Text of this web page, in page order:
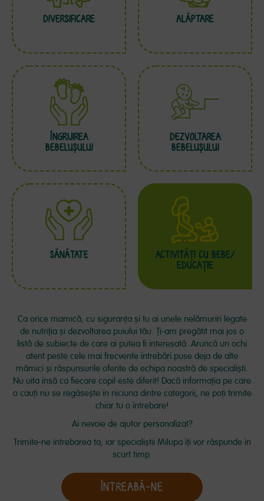
DIVERSIFICARE ALĂPTARE
ÎNGRIJIREA
BEBELUȘULUI
DEZVOLTAREA
BEBELUȘULUI
SĂNĂTATE
ACTIVITĂŢI CU BEBE/
EDUCAŢIE
Ca orice mamică, cu siguranța și tu ai unele nelămuriri legate
de nutriția și dezvoltarea puiului tău. Ți-am pregătit mai jos o
listă de subiecte de care ai putea fi interesată. Aruncă un ochi
atent peste cele mai frecvente întrebări puse deja de alte
mămici și răspunsurile oferite de echipa noastră de specialiști.
Nu uita însă ca fiecare copil este diferit! Dacă informaţia pe care
o cauți nu se regăsește în niciuna dintre categorii, ne poţi trimite
chiar tu o întrebare!
Ai nevoie de ajutor personalizat?
Trimite-ne întrebarea ta, iar specialiștii Milupa îți vor răspunde în
scurt timp.
ÎNTREABĂ-NE